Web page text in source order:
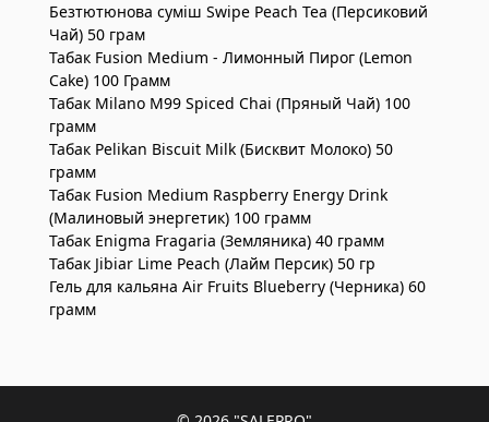
Безтютюнова суміш Swipe Peach Tea (Персиковий
Чай) 50 грам
Табак Fusion Medium - Лимонный Пирог (Lemon
Cake) 100 Грамм
Табак Milano M99 Spiced Chai (Пряный Чай) 100
грамм
Табак Pelikan Biscuit Milk (Бисквит Молоко) 50
грамм
Табак Fusion Medium Raspberry Energy Drink
(Малиновый энергетик) 100 грамм
Табак Enigma Fragaria (Земляника) 40 грамм
Табак Jibiar Lime Peach (Лайм Персик) 50 гр
Гель для кальяна Air Fruits Blueberry (Черника) 60
грамм